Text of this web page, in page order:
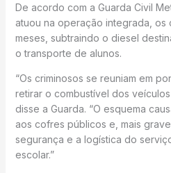
De acordo com a Guarda Civil
atuou na operação integrada, os
meses, subtraindo o diesel
o transporte de alunos.
“Os criminosos se reuniam em
retirar o combustível dos
disse a Guarda. “O esquema
aos cofres públicos e, mais
segurança e a logística do
escolar.”